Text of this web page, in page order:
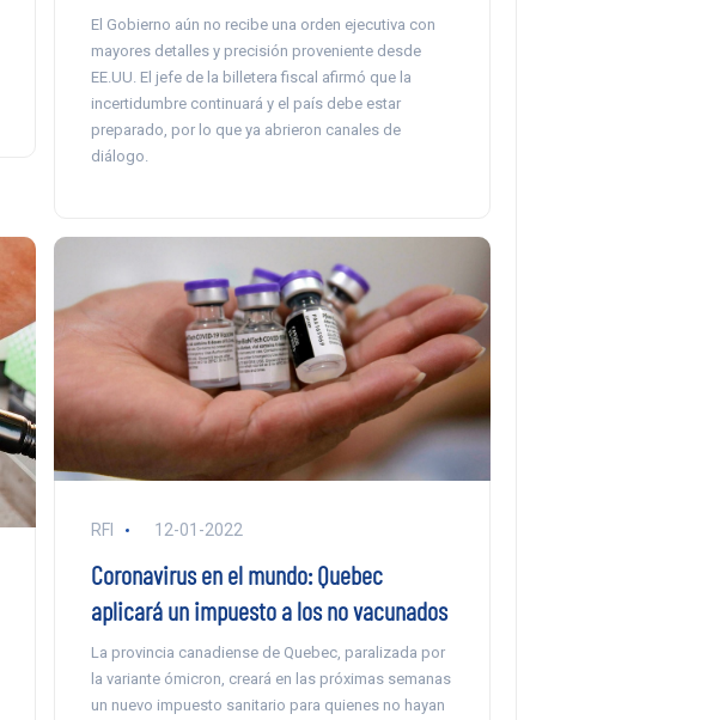
El Gobierno aún no recibe una orden ejecutiva con
mayores detalles y precisión proveniente desde
EE.UU. El jefe de la billetera fiscal afirmó que la
incertidumbre continuará y el país debe estar
preparado, por lo que ya abrieron canales de
diálogo.
RFI 12-01-2022
Coronavirus en el mundo: Quebec
aplicará un impuesto a los no vacunados
La provincia canadiense de Quebec, paralizada por
la variante ómicron, creará en las próximas semanas
un nuevo impuesto sanitario para quienes no hayan